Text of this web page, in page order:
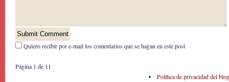
Quiero recibír por e-mail los comentarios que se hagan en este post
Página 1 de 1 1
Política de privacidad del